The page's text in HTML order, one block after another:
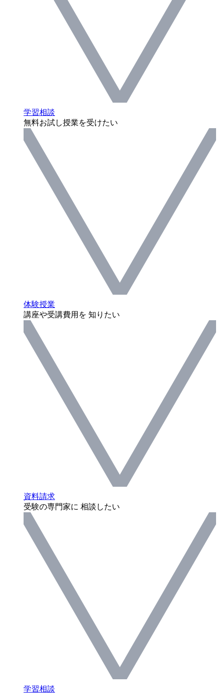
学習相談
無料お試し授業を受けたい
体験授業
講座や受講費用を 知りたい
資料請求
受験の専門家に 相談したい
学習相談